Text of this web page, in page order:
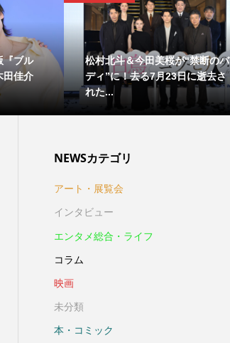
『ブル
田佳介
松村北斗＆今田美桜が“禁断のバ
ディ”に！去る7月23日に逝去さ
れた...
NEWSカテゴリ
アート・展覧会
インタビュー
エンタメ総合・ライフ
コラム
映画
未分類
本・コミック